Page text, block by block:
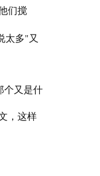
们搅
太多"又
个又是什
，这样